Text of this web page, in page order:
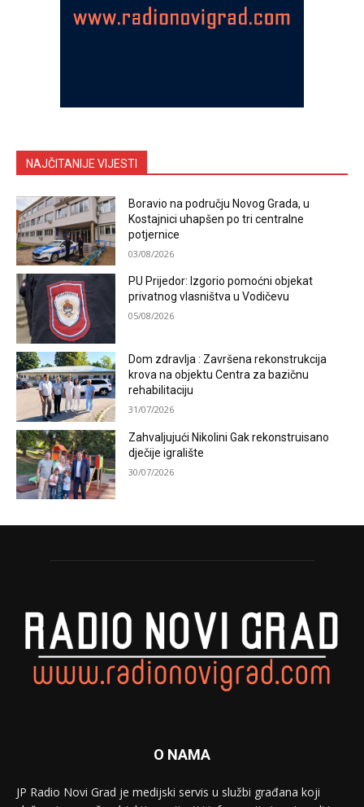
NAJČITANIJE VIJESTI
Boravio na području Novog Grada, u
Kostajnici uhapšen po tri centralne
potjernice
03/08/2026
PU Prijedor: Izgorio pomoćni objekat
privatnog vlasništva u Vodičevu
05/08/2026
Dom zdravlja : Završena rekonstrukcija
krova na objektu Centra za bazičnu
rehabilitaciju
31/07/2026
Zahvaljujući Nikolini Gak rekonstruisano
dječije igralište
30/07/2026
O NAMA
JP Radio Novi Grad je medijski servis u službi građana koji